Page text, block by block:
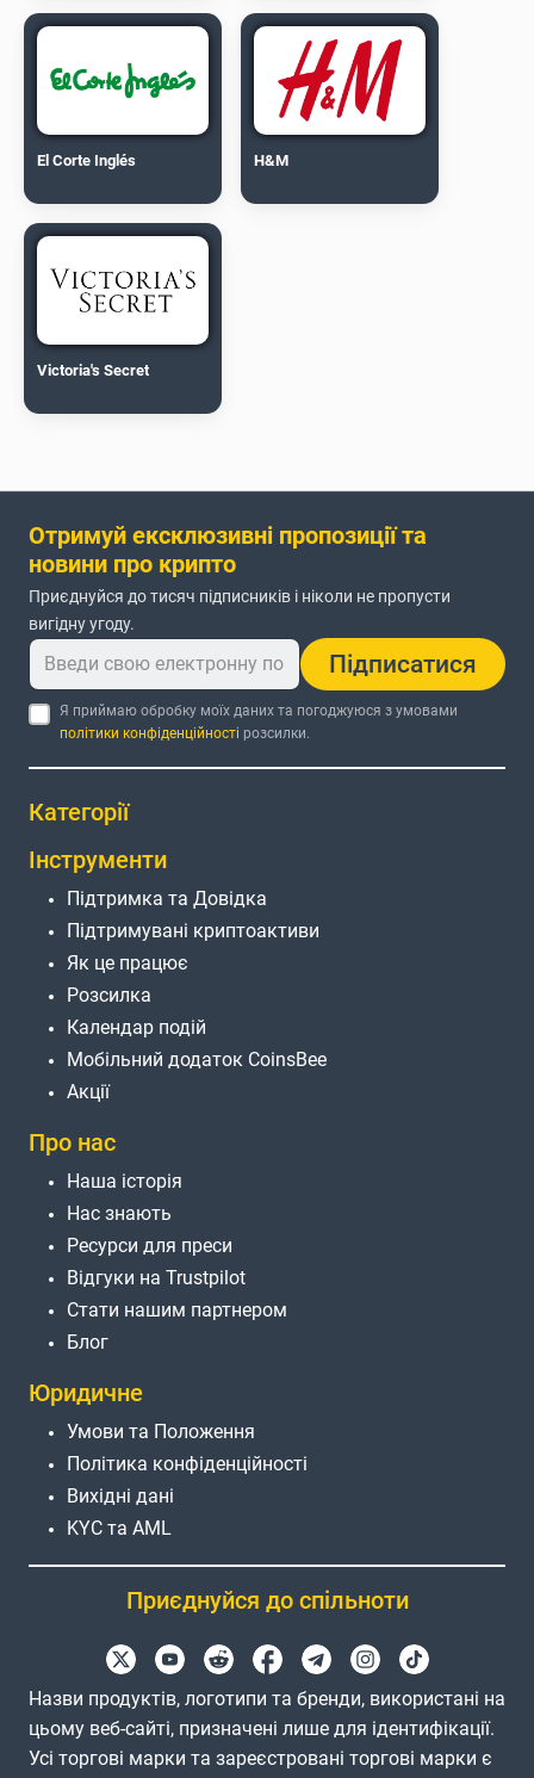
El Corte Inglés H&M
Victoria's Secret
Отримуй ексклюзивні пропозиції та
новини про крипто
Приєднуйся до тисяч підписників і ніколи не пропусти
вигідну угоду.
Підписатися
Я приймаю обробку моїх даних та погоджуюся з умовами
політики конфіденційності розсилки.
Категорії
Інструменти
Підтримка та Довідка
Підтримувані криптоактиви
Як це працює
Розсилка
Календар подій
Мобільний додаток CoinsBee
Акції
Про нас
Наша історія
Нас знають
Ресурси для преси
Відгуки на Trustpilot
Стати нашим партнером
Блог
Юридичне
Умови та Положення
Політика конфіденційності
Вихідні дані
KYC та AML
Приєднуйся до спільноти
Назви продуктів, логотипи та бренди, використані на
цьому веб-сайті, призначені лише для ідентифікації.
Усі торгові марки та зареєстровані торгові марки є